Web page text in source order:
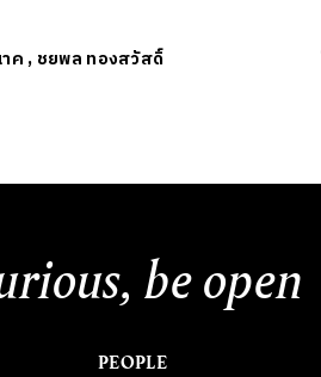
ค, ชยพล ทองสวัสดิ์
be open
PEOPLE